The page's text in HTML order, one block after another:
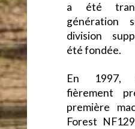
a été
génération
division
été fondée.
En 1997,
fièrement
première
Forest